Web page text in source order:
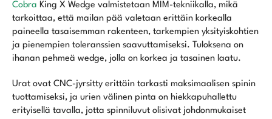
Cobra King X Wedge valmistetaan MIM-tekniikalla, mikä
tarkoittaa, että mailan pää valetaan erittäin korkealla
paineella tasaisemman rakenteen, tarkempien yksityiskohtien
ja pienempien toleranssien saavuttamiseksi. Tuloksena on
ihanan pehmeä wedge, jolla on korkea ja tasainen laatu.
Urat ovat CNC-jyrsitty erittäin tarkasti maksimaalisen spinin
tuottamiseksi, ja urien välinen pinta on hiekkapuhallettu
erityisellä tavalla, jotta spinniluvut olisivat johdonmukaiset